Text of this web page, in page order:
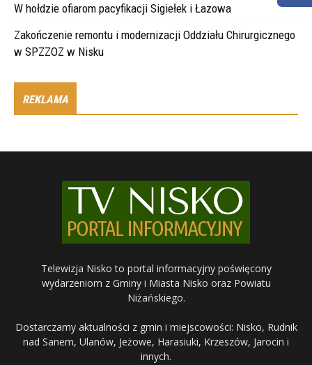
W hołdzie ofiarom pacyfikacji Sigiełek i Łazowa
Zakończenie remontu i modernizacji Oddziału Chirurgicznego
w SPZZOZ w Nisku
REKLAMA
Telewizja Nisko to portal informacyjny poświęcony
wydarzeniom z Gminy i Miasta Nisko oraz Powiatu
Niżańskiego.
Dostarczamy aktualności z gmin i miejscowości: Nisko, Rudnik
nad Sanem, Ulanów, Jeżowe, Harasiuki, Krzeszów, Jarocin i
innych.